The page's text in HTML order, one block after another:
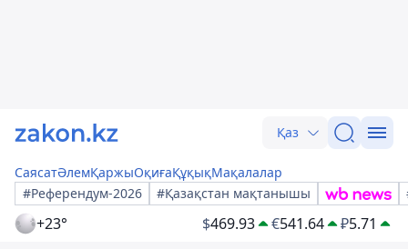
Қаз
СаясатӘлемҚаржыОқиғаҚұқықМақалалар
#Референдум-2026
#Қазақстан мақтанышы
+23° $469.93 €541.64 ₽5.71